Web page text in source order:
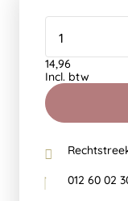
14,96
Incl. btw
012 60 02